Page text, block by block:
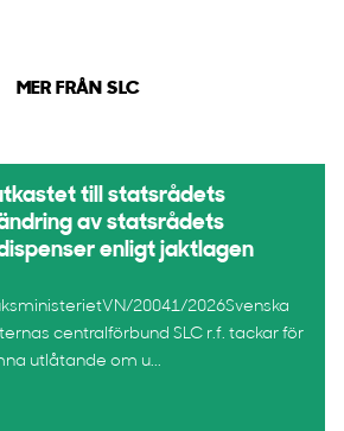
MER FRÅN SLC
till statsrådets
av statsrådets
enligt jaktlagen
20041/2026Svenska
centralförbund SLC r.f. tackar för
utlåtande om u...